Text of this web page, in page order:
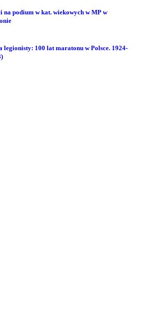
na podium w kat. wiekowych w MP w
legionisty: 100 lat maratonu w Polsce. 1924-